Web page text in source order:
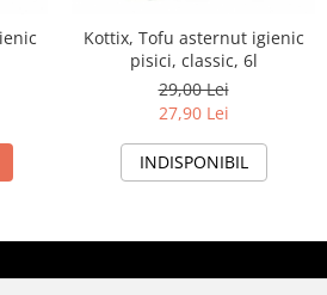
Kottix, Tofu asternut igienic
pisici, classic, 6l
29,00 Lei
27,90 Lei
INDISPONIBIL